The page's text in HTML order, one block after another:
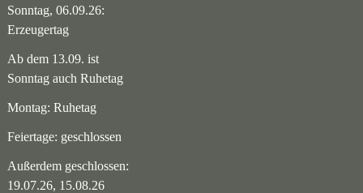
Sonntag, 06.09.26:
Erzeugertag
Ab dem 13.09. ist
Sonntag auch Ruhetag
Montag: Ruhetag
Feiertage: geschlossen
Außerdem geschlossen:
19.07.26, 15.08.26